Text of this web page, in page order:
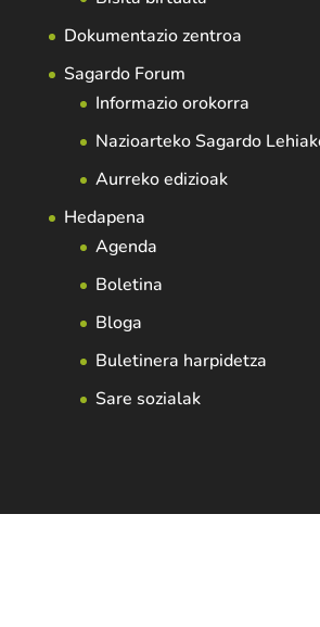
Dokumentazio zentroa
Sagardo Forum
Informazio orokorra
Nazioarteko Sagardo
Aurreko edizioak
Hedapena
Agenda
Boletina
Bloga
Buletinera harpidetza
Sare sozialak